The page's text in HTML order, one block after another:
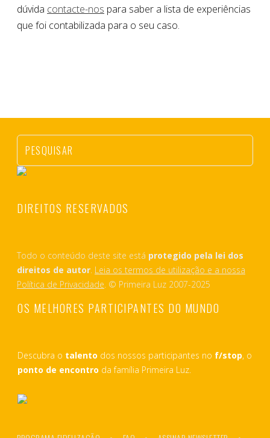
dúvida contacte-nos para saber a lista de experiências
que foi contabilizada para o seu caso.
DIREITOS RESERVADOS
Todo o conteúdo deste site está protegido pela lei dos
direitos de autor Leia os termos de utilização e a nossa
Política de Privacidade . © Primeira Luz 2007-2025
OS MELHORES PARTICIPANTES DO MUNDO
Descubra o talento dos nossos participantes no f/stop, o
ponto de encontro da família Primeira Luz.